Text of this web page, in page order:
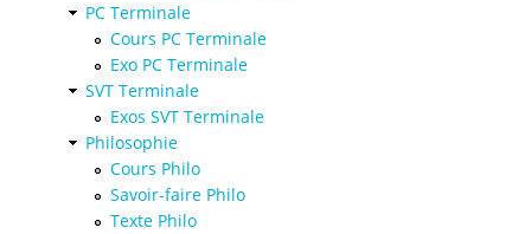
PC Terminale
Cours PC Terminale
Exo PC Terminale
SVT Terminale
Exos SVT Terminale
Philosophie
Cours Philo
Savoir-faire Philo
Texte Philo